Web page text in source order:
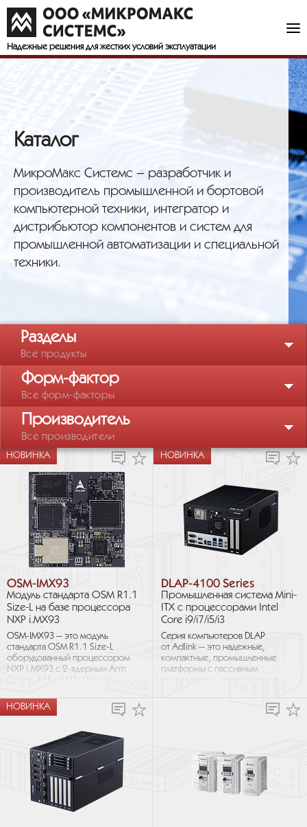
Надежные решения для жестких условий эксплуатации
Каталог
МикроМакс Системс – разработчик и
производитель промышленной и бортовой
компьютерной техники, интегратор и
дистрибьютор компонентов и систем для
промышленной автоматизации и специальной
техники.
Разделы
Все продукты
Форм-фактор
Все форм-факторы
Производитель
Все производители
НОВИНКА
OSM-IMX93
Модуль стандарта OSM R1.1
Size-L на базе процессора
NXP i.MX93
OSM-IMX93 — это модуль
стандарта OSM R1.1 Size-L
оборудованный процессором
NXP i.MX93 с 2-ядерным Arm
Cortex-A55 и M33. Модуль
микронейронным
процессором Arm...
НОВИНКА
DLAP-4100 Series
Промышленная система Mini-
ITX с процессорами Intel
Core i9/i7/i5/i3
Серия компьютеров DLAP
от Adlink — это надежные,
компактные, промышленные
платформы с пассивным
искусственного интеллекта...
НОВИНКА